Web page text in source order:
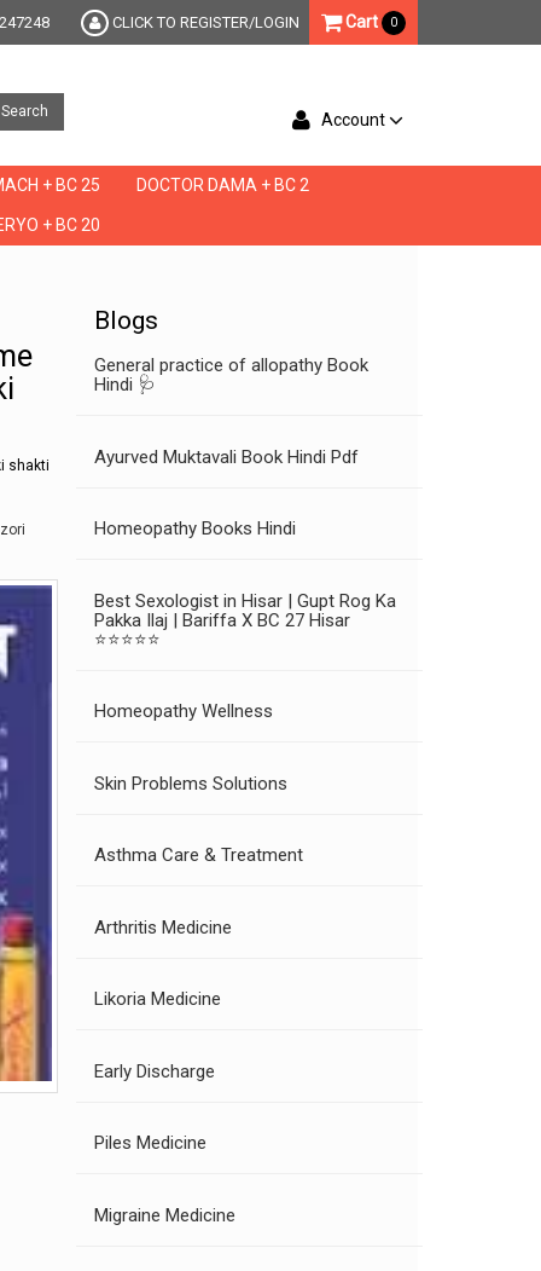
CLICK TO REGISTER/LOGIN Cart 0
Search Account
+ BC 25 DOCTOR DAMA + BC 2
+ BC 20
shakti
Blogs
General practice of allopathy Book
Hindi 🩺
Ayurved Muktavali Book Hindi Pdf
Homeopathy Books Hindi
Best Sexologist in Hisar | Gupt Rog Ka
Pakka Ilaj | Bariffa X BC 27 Hisar
⭐⭐⭐⭐⭐
Homeopathy Wellness
Skin Problems Solutions
Asthma Care & Treatment
Arthritis Medicine
Likoria Medicine
Early Discharge
Piles Medicine
Migraine Medicine